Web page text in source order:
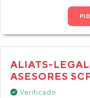
ALIATS-
ASESORES
Verificado